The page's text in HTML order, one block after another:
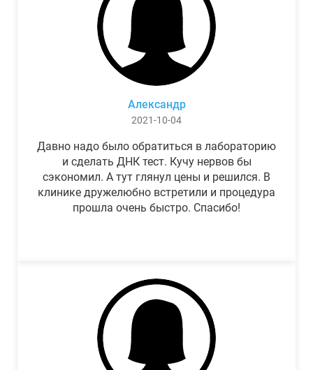
Александр
2021-10-04
Давно надо было обратиться в лабораторию
и сделать ДНК тест. Кучу нервов бы
сэкономил. А тут глянул цены и решился. В
клинике дружелюбно встретили и процедура
прошла очень быстро. Спасибо!